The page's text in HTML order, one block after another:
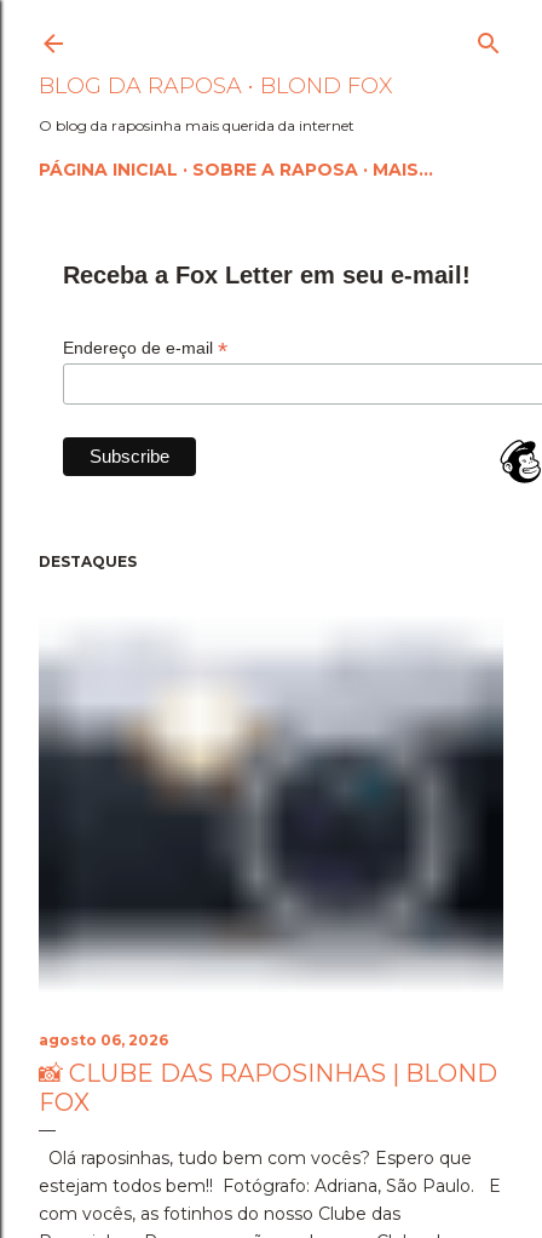
Pular para o conteúdo
BLOG DA RAPOSA • BLOND FOX
O blog da raposinha mais querida da internet
PÁGINA INICIAL SOBRE A RAPOSA MAIS…
Receba a Fox Letter em seu e-mail!
Endereço de e-mail *
DESTAQUES
agosto 06, 2026
📸 CLUBE DAS RAPOSINHAS | BLOND
FOX
Olá raposinhas, tudo bem com vocês? Espero que
estejam todos bem!! Fotógrafo: Adriana, São Paulo. E
com vocês, as fotinhos do nosso Clube das